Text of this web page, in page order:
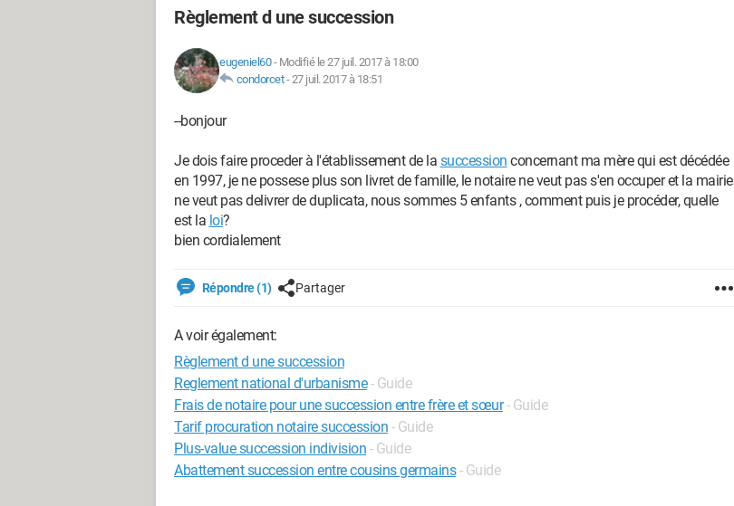
Règlement d une succession
eugeniel60- Modifié le 27 juil. 2017 à 18:00
condorcet-27 juil. 2017 à 18:51
--bonjour
Je dois faire proceder à l'établissement de la succession concernant ma mère qui est décédée
en 1997, je ne possese plus son livret de famille, le notaire ne veut pas s'en occuper et la mairie
ne veut pas delivrer de duplicata, nous sommes 5 enfants , comment puis je procéder, quelle
est la loi?
bien cordialement
Répondre (1) Partager
A voir également:
Règlement d une succession
Reglement national d'urbanisme - Guide
Frais de notaire pour une succession entre frère et sœur - Guide
Tarif procuration notaire succession - Guide
Plus-value succession indivision - Guide
Abattement succession entre cousins germains - Guide